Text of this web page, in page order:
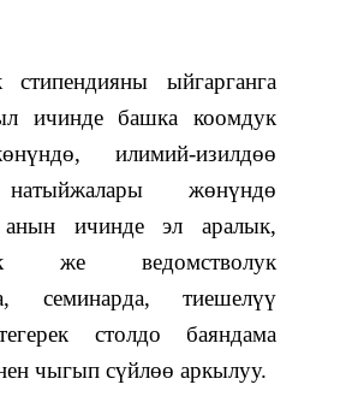
ыйгарганга
ичинде башка коомдук
илимий-изилдөө
жөнүндө
анын ичинде эл аралык,
же ведомстволук
семинарда, тиешелүү
столдо баяндама
чыгып сүйлөө аркылуу.